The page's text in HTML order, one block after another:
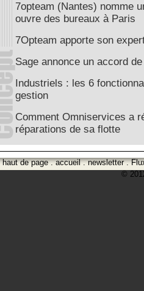
7opteam (Nantes) nomme
ouvre des bureaux à Paris
7Opteam apporte son
Sage annonce un accord
Industriels : les 6
gestion
Comment Omniservices a
réparations de sa flotte
haut de page.accueil.newsletter.
©